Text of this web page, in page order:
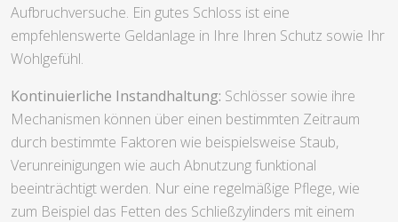
Aufbruchversuche. Ein gutes Schloss ist eine
empfehlenswerte Geldanlage in Ihre Ihren Schutz sowie Ihr
Wohlgefühl.
Kontinuierliche Instandhaltung: Schlösser sowie ihre
Mechanismen können über einen bestimmten Zeitraum
durch bestimmte Faktoren wie beispielsweise Staub,
Verunreinigungen wie auch Abnutzung funktional
beeinträchtigt werden. Nur eine regelmäßige Pflege, wie
zum Beispiel das Fetten des Schließzylinders mit einem